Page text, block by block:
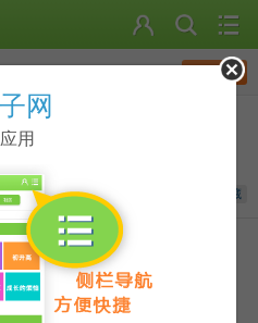
发帖
Reading A-Z（RAZ)系
资料合集分享
收藏
网
用